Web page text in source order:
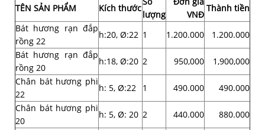
TÊN SẢN PHẨM Kích thước
lượng
VNĐ
Thành tiền
Bát hương rạn đắp
rồng 22
h:20, Ø:22 1 1.200.000
1.200.000
Bát hương rạn đắp
rồng 20
h:18, Ø:20 2 950,000
1,900,000
Chân bát hương phi
22
h: 5, Ø:22 1 490.000
490.000
Chân bát hương phi
20
h: 5, Ø: 20 2 440.000
880.000